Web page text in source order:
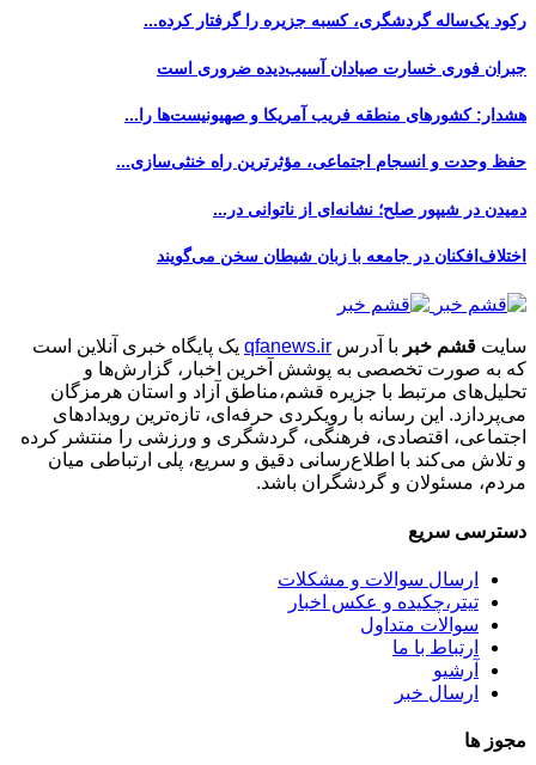
رکود یک‌ساله گردشگری، کسبه جزیره را گرفتار کرده...
جبران فوری خسارت صیادان آسیب‌دیده ضروری است
هشدار: کشورهای منطقه فریب آمریکا و صهیونیست‌ها را...
حفظ وحدت و انسجام اجتماعی، مؤثرترین راه خنثی‌سازی...
دمیدن در شیپور صلح؛ نشانه‌ای از ناتوانی در...
اختلاف‌افکنان در جامعه با زبان شیطان سخن می‌گویند
سایت قشم خبر با آدرس qfanews.ir یک پایگاه خبری آنلاین است
که به صورت تخصصی به پوشش آخرین اخبار، گزارش‌ها و
تحلیل‌های مرتبط با جزیره قشم،مناطق آزاد و استان هرمزگان
می‌پردازد. این رسانه با رویکردی حرفه‌ای، تازه‌ترین رویدادهای
اجتماعی، اقتصادی، فرهنگی، گردشگری و ورزشی را منتشر کرده
و تلاش می‌کند با اطلاع‌رسانی دقیق و سریع، پلی ارتباطی میان
مردم، مسئولان و گردشگران باشد.
دسترسی سریع
ارسال سوالات و مشکلات
تیتر،چکیده و عکس اخبار
سوالات متداول
ارتباط با ما
آرشیو
ارسال خبر
مجوز ها